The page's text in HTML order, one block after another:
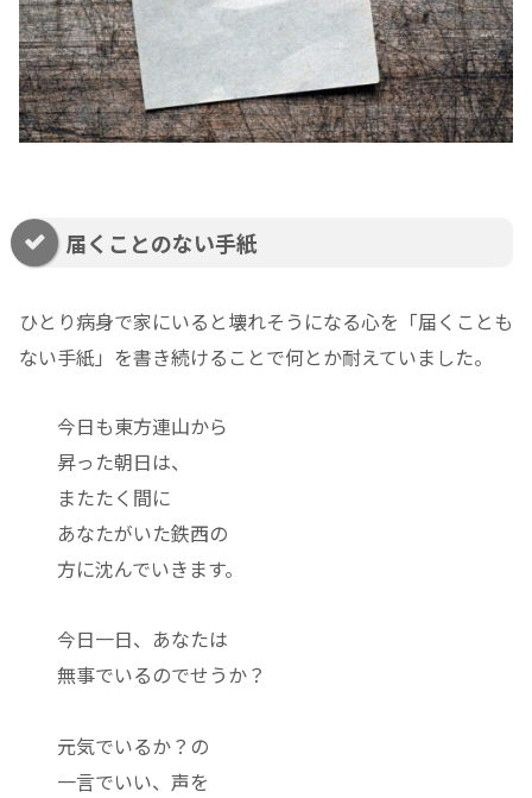
届くことのない手紙
ひとり病身で家にいると壊れそうになる心を「届くことも
ない手紙」を書き続けることで何とか耐えていました。
今日も東方連山から
昇った朝日は、
またたく間に
あなたがいた鉄西の
方に沈んでいきます。
今日一日、あなたは
無事でいるのでせうか？
元気でいるか？の
一言でいい、声を